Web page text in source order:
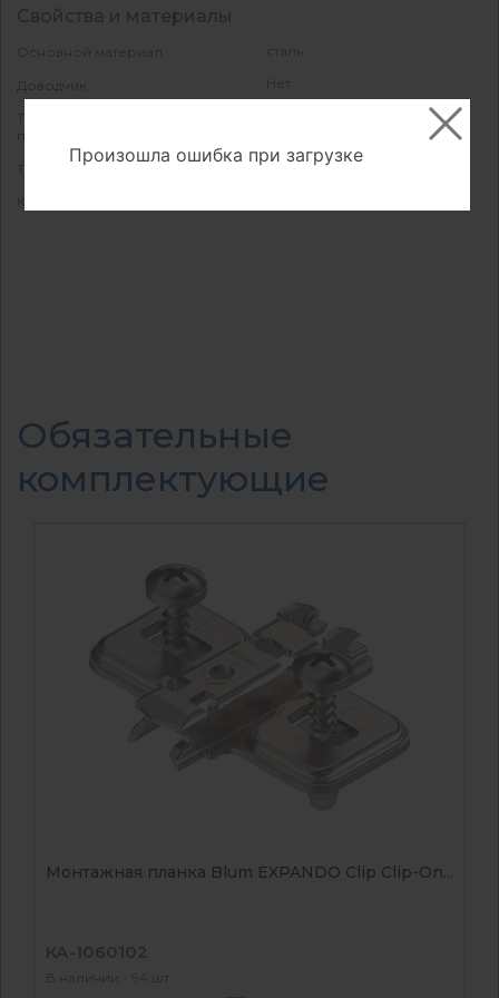
Свойства и материалы
Основной материал сталь
Доводчик Нет
Тип крепления монтажной
Тип навески фасада Накладная
Количество в упаковке
Обязательные
комплектующие
Монтажная планка Blum EXPANDO Clip Clip-On...
КА-1060102
В наличии - 94 шт
Произошла ошибка при загрузке